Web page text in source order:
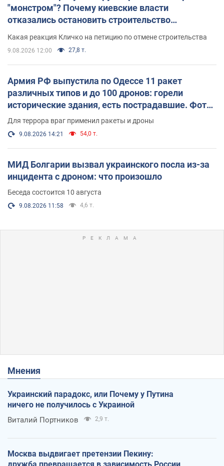
"монстром"? Почему киевские власти
отказались остановить строительство
Какая реакция Кличко на петицию по отмене строительства
9.08.2026 12:00 27,8 т.
Армия РФ выпустила по Одессе 11 ракет
различных типов и до 100 дронов: горели
исторические здания, есть пострадавшие. Фото
и видео
Для террора враг применил ракеты и дроны
9.08.2026 14:21 54,0 т.
МИД Болгарии вызвал украинского посла из-за
инцидента с дроном: что произошло
Беседа состоится 10 августа
9.08.2026 11:58 4,6 т.
Мнения
Украинский парадокс, или Почему у Путина
ничего не получилось с Украиной
Виталий Портников 2,9 т.
Москва выдвигает претензии Пекину: